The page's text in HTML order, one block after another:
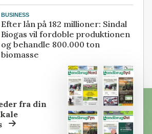
BUSINESS
Efter lån på 182 millioner: Sindal
Biogas vil fordoble produktionen
og behandle 800.000 ton
biomasse
fra din